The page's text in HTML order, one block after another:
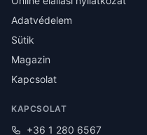
Adatvédelem
Sütik
Magazin
Kapcsolat
KAPCSOLAT
+36 1 280 6567